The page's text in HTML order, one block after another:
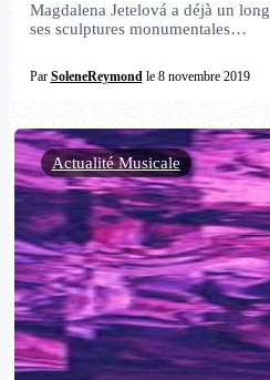
Magdalena Jetelová a déjà un
ses sculptures monumentales…
Par SoleneReymondle 8 novembre 2019
Actualité Musicale